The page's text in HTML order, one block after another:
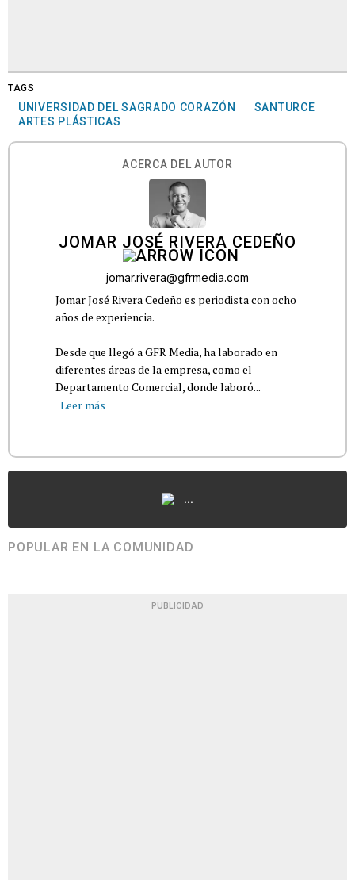
TAGS
UNIVERSIDAD DEL SAGRADO CORAZÓN
SANTURCE
ARTES PLÁSTICAS
ACERCA DEL AUTOR
JOMAR JOSÉ RIVERA CEDEÑO
jomar.rivera@gfrmedia.com
Jomar José Rivera Cedeño es periodista con ocho
años de experiencia.
Desde que llegó a GFR Media, ha laborado en
diferentes áreas de la empresa, como el
Departamento Comercial, donde laboró...
Leer más
...
POPULAR EN LA COMUNIDAD
PUBLICIDAD